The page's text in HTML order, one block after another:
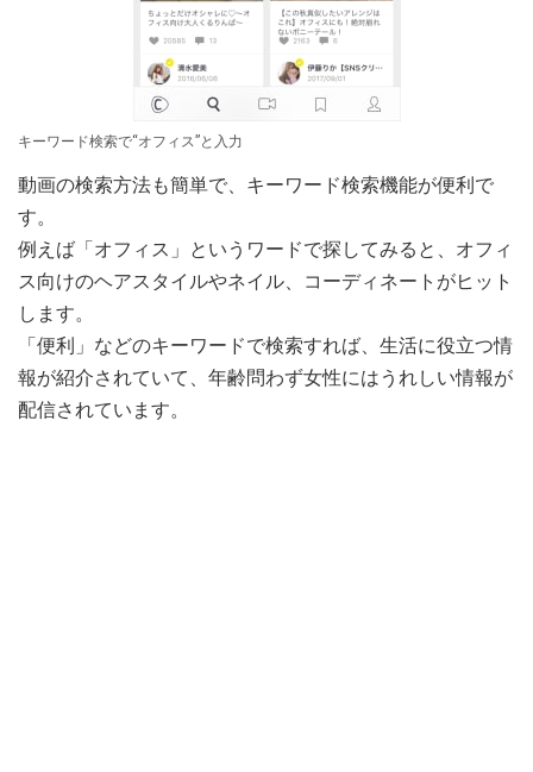
キーワード検索で“オフィス”と入力
動画の検索方法も簡単で、キーワード検索機能が便利で
す。
例えば「オフィス」というワードで探してみると、オフィ
ス向けのヘアスタイルやネイル、コーディネートがヒット
します。
「便利」などのキーワードで検索すれば、生活に役立つ情
報が紹介されていて、年齢問わず女性にはうれしい情報が
配信されています。